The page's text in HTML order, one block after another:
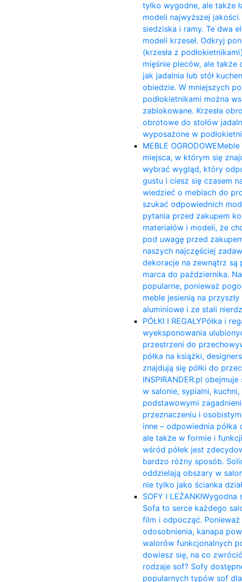
tylko wygodne, ale także
modeli najwyższej
siedziska i ramy. Te dwa
modeli krzeseł. Odkryj
(krzesła z
mięśnie pleców, ale
jak jadalnia lub stół
obiedzie. W mniejszych
podłokietnikami można
zablokowane. Krzesła
obrotowe do stołów
wyposażone w
MEBLE OGRODOWE
miejsca, w którym się
wybrać wygląd, który
gustu i ciesz się czasem
wiedzieć o meblach do
szukać odpowiednich
pytania przed zakupem
materiałów i modeli, że
pod uwagę przed
naszych najczęściej
dekoracje na zewnątrz są
marca do października.
popularne, ponieważ
meble jesienią na
aluminiowe i ze stali
PÓŁKI I REGAŁYPółka i
wyeksponowania
przestrzeni do
półka na książki,
znajdują się półki do
INSPIRANDER.pl
w salonie, sypialni,
podstawowymi
przeznaczeniu i
inne – odpowiednia
ale także w formie i
wśród półek jest
bardzo różny sposób.
oddzielają obszary w
nie tylko jako ścianka
SOFY I LEŻANKIWygodna
Sofa to serce każdego
film i odpocząć.
odosobnienia, kanapa
walorów funkcjonalnych
dowiesz się, na co
rodzaje sof? Sofy
popularnych typów sof